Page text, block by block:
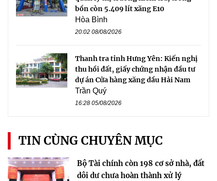
bồn còn 5.409 lít xăng E10
Hòa Bình
20:02 08/08/2026
Thanh tra tỉnh Hưng Yên: Kiến nghị
thu hồi đất, giấy chứng nhận đầu tư
dự án Cửa hàng xăng dầu Hải Nam
Trần Quý
16:28 05/08/2026
TIN CÙNG CHUYÊN MỤC
Bộ Tài chính còn 198 cơ sở nhà, đất
dôi dư chưa hoàn thành xử lý